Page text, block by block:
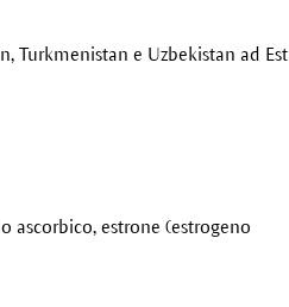
Turkmenistan e Uzbekistan ad Est
ascorbico, estrone (estrogeno